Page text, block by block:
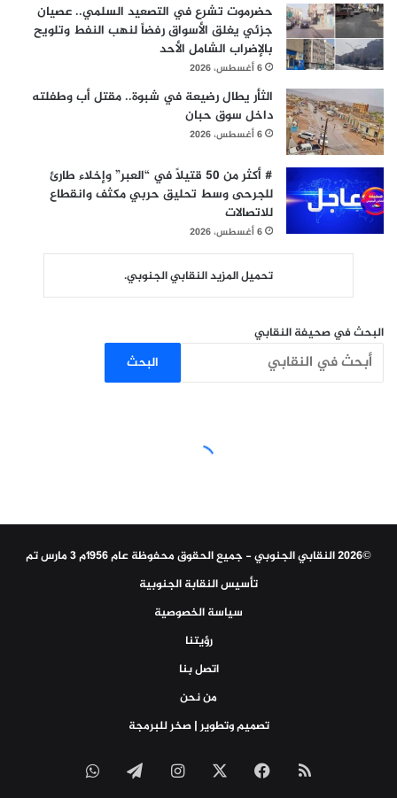
حضرموت تشرع في التصعيد السلمي.. عصيان
جزئي يغلق الأسواق رفضاً لنهب النفط وتلويح
بالإضراب الشامل الأحد
6 أغسطس، 2026
الثأر يطال رضيعة في شبوة.. مقتل أب وطفلته
داخل سوق حبان
6 أغسطس، 2026
# أكثر من 50 قتيلاً في “العبر” وإخلاء طارئ
للجرحى وسط تحليق حربي مكثف وانقطاع
للاتصالات
6 أغسطس، 2026
تحميل المزيد النقابي الجنوبي.
البحث في صحيفة النقابي
البحث
©2026 النقابي الجنوبي - جميع الحقوق محفوظة عام 1956م 3 مارس تم
تأسيس النقابة الجنوبية
سياسة الخصوصية
رؤيتنا
اتصل بنا
من نحن
تصميم وتطوير | صخر للبرمجة
ملخصفيسبوك انستقرامتيلقرامواتساب